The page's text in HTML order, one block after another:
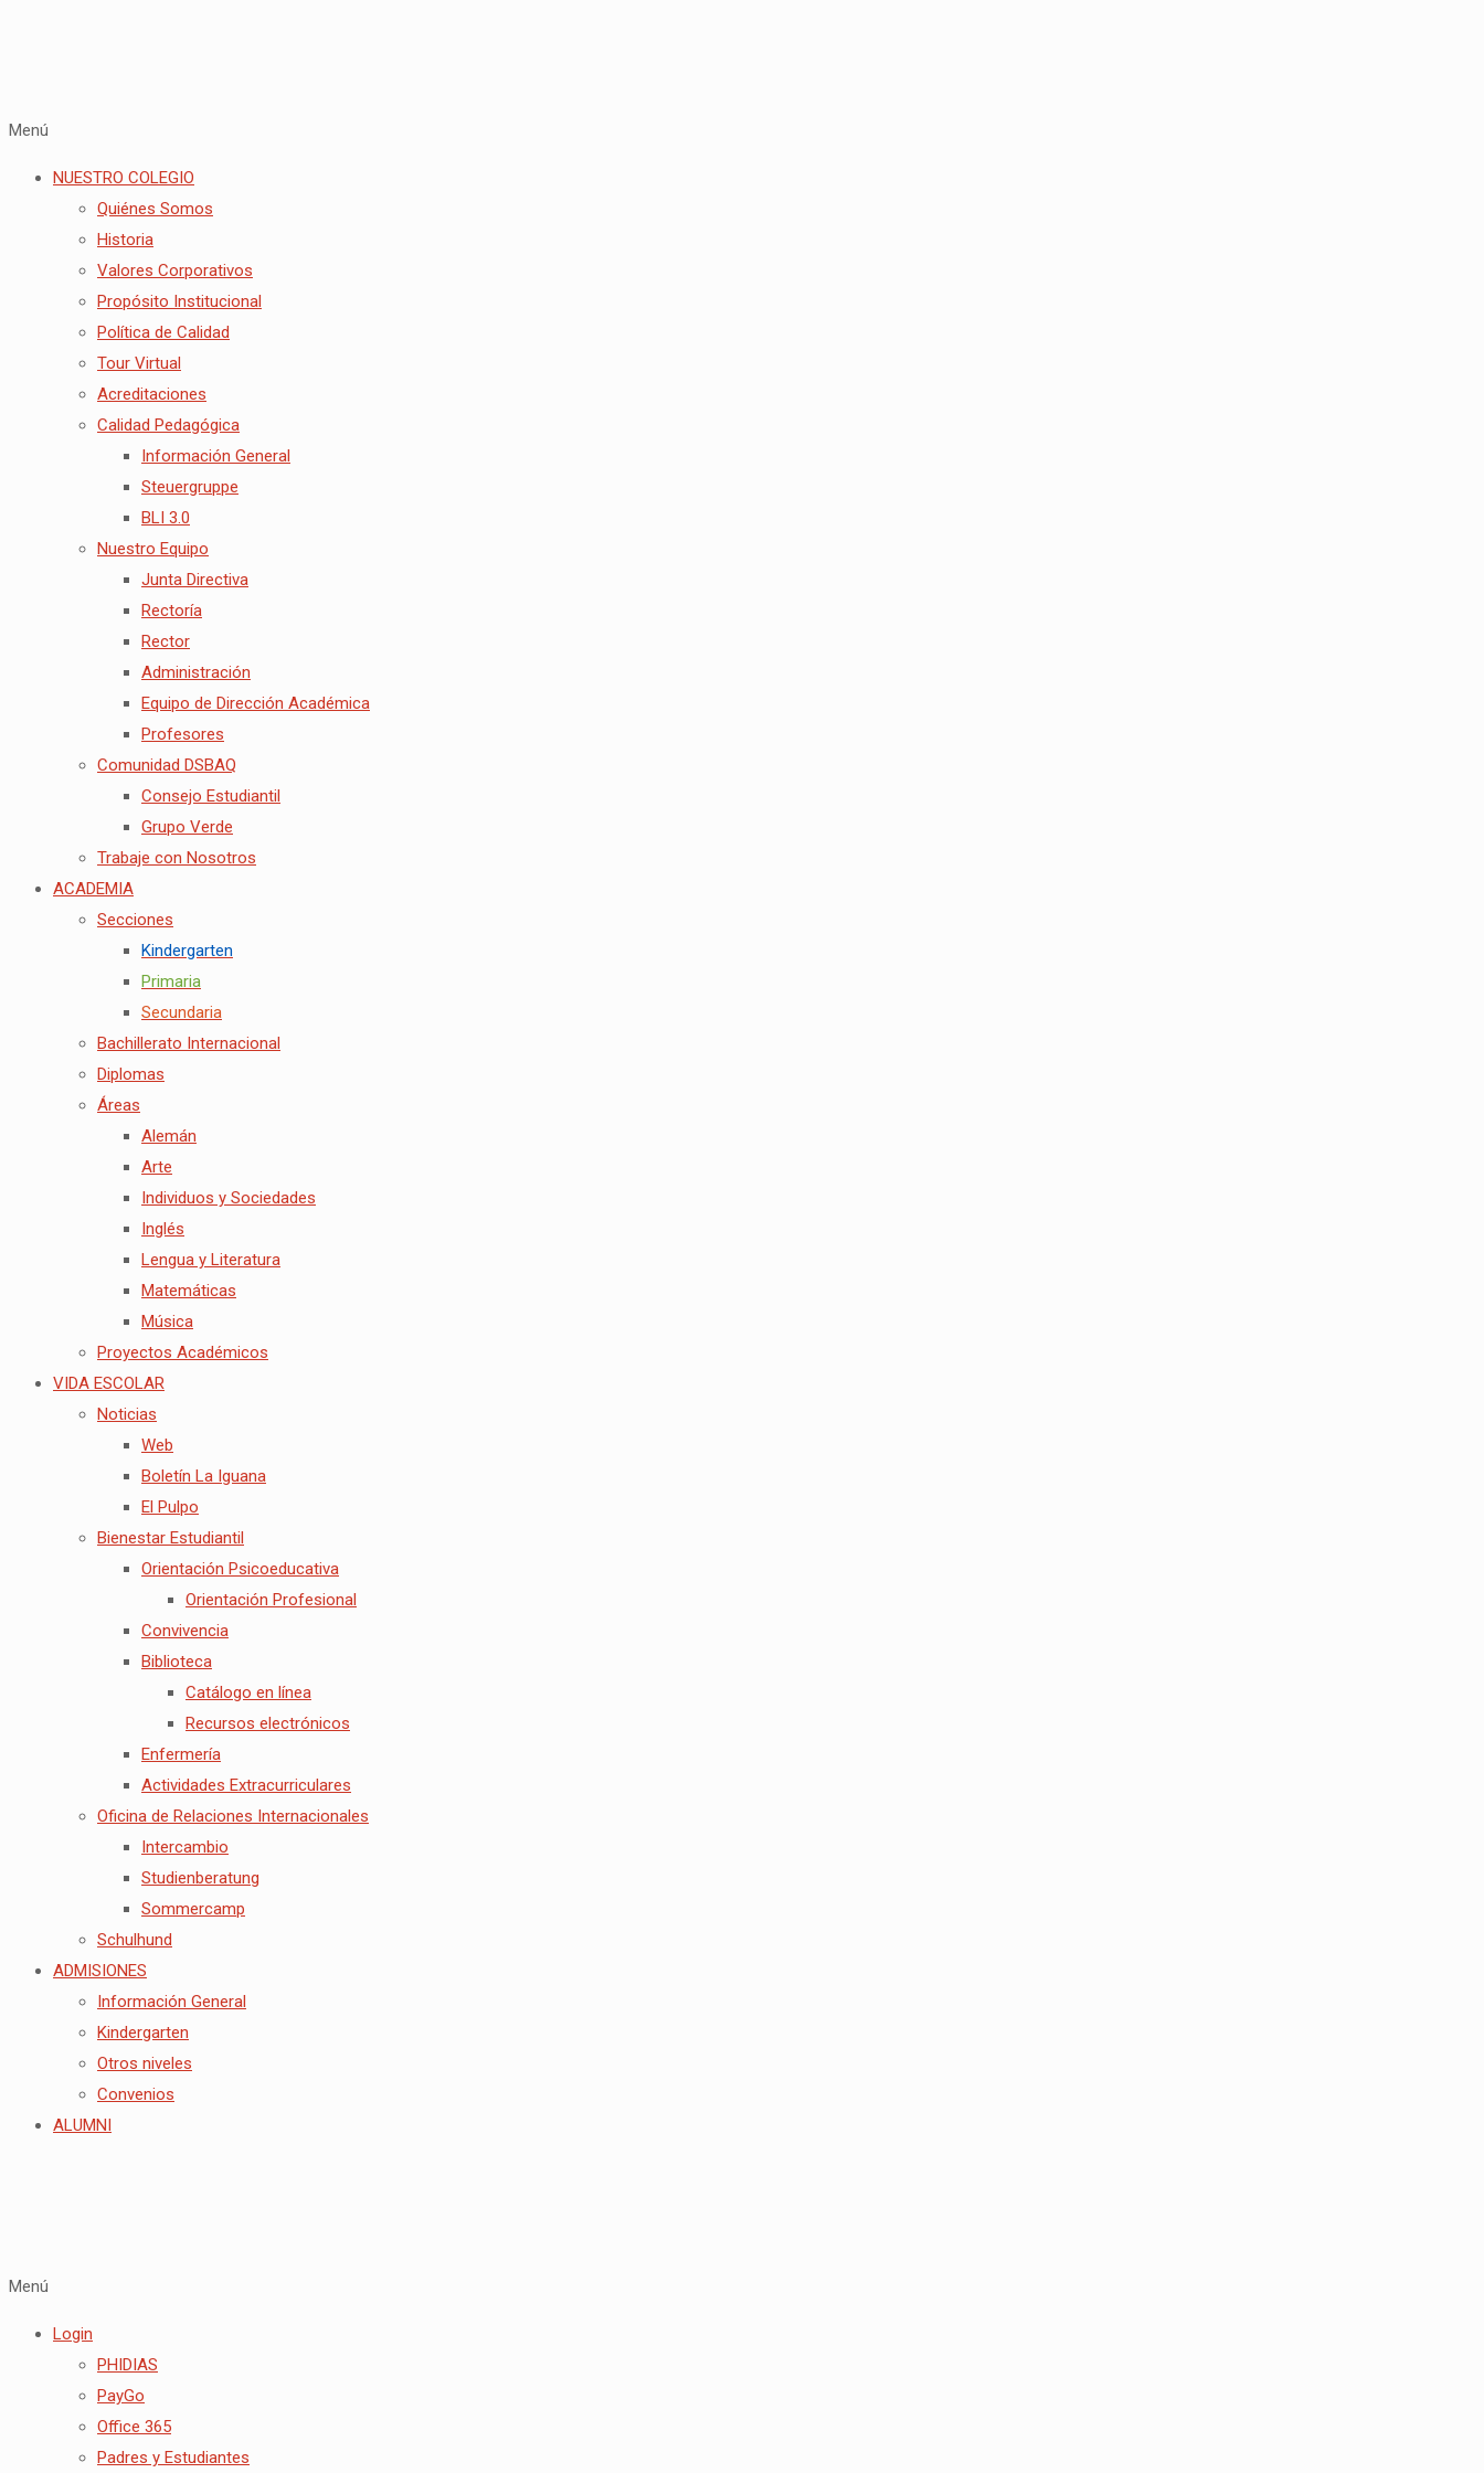
Menú
NUESTRO COLEGIO
Quiénes Somos
Historia
Valores Corporativos
Propósito Institucional
Política de Calidad
Tour Virtual
Acreditaciones
Calidad Pedagógica
Información General
Steuergruppe
BLI 3.0
Nuestro Equipo
Junta Directiva
Rectoría
Rector
Administración
Equipo de Dirección Académica
Profesores
Comunidad DSBAQ
Consejo Estudiantil
Grupo Verde
Trabaje con Nosotros
ACADEMIA
Secciones
Kindergarten
Primaria
Secundaria
Bachillerato Internacional
Diplomas
Áreas
Alemán
Arte
Individuos y Sociedades
Inglés
Lengua y Literatura
Matemáticas
Música
Proyectos Académicos
VIDA ESCOLAR
Noticias
Web
Boletín La Iguana
El Pulpo
Bienestar Estudiantil
Orientación Psicoeducativa
Orientación Profesional
Convivencia
Biblioteca
Catálogo en línea
Recursos electrónicos
Enfermería
Actividades Extracurriculares
Oficina de Relaciones Internacionales
Intercambio
Studienberatung
Sommercamp
Schulhund
ADMISIONES
Información General
Kindergarten
Otros niveles
Convenios
ALUMNI
Menú
Login
PHIDIAS
PayGo
Office 365
Padres y Estudiantes